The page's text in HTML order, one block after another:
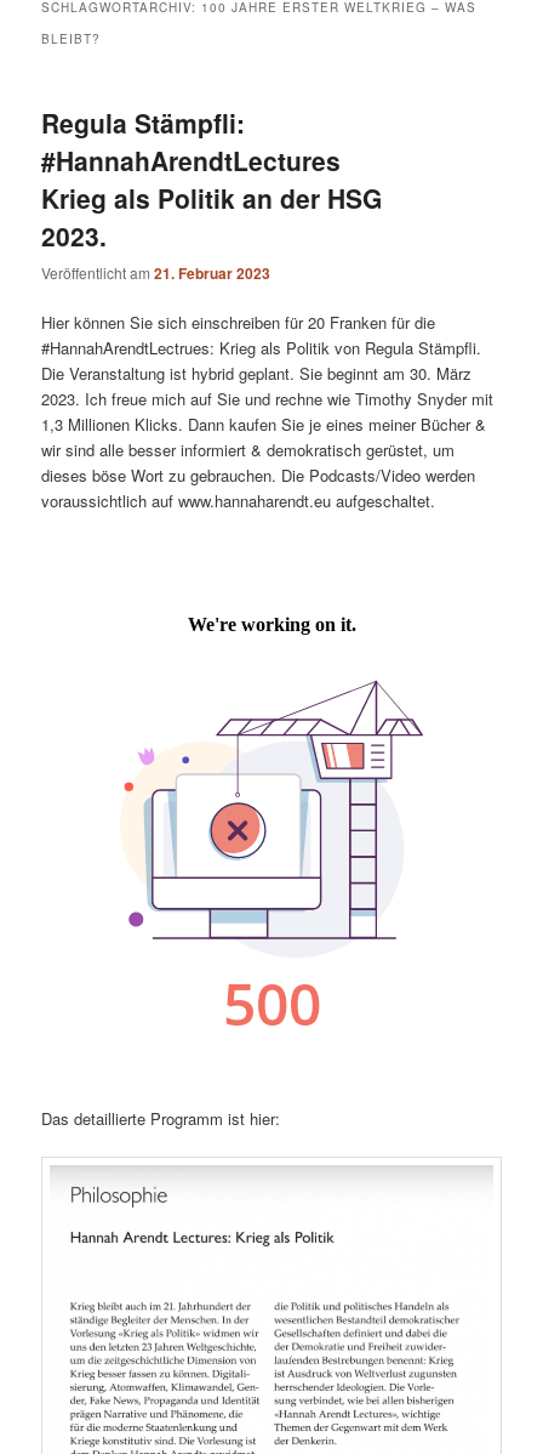
SCHLAGWORTARCHIV: 100 JAHRE ERSTER WELTKRIEG – WAS
BLEIBT?
Regula Stämpfli:
#HannahArendtLectures
Krieg als Politik an der HSG
2023.
Veröffentlicht am21. Februar 2023
Hier können Sie sich einschreiben für 20 Franken für die
#HannahArendtLectrues: Krieg als Politik von Regula Stämpfli.
Die Veranstaltung ist hybrid geplant. Sie beginnt am 30. März
2023. Ich freue mich auf Sie und rechne wie Timothy Snyder mit
1,3 Millionen Klicks. Dann kaufen Sie je eines meiner Bücher &
wir sind alle besser informiert & demokratisch gerüstet, um
dieses böse Wort zu gebrauchen. Die Podcasts/Video werden
voraussichtlich auf www.hannaharendt.eu aufgeschaltet.
Das detaillierte Programm ist hier: